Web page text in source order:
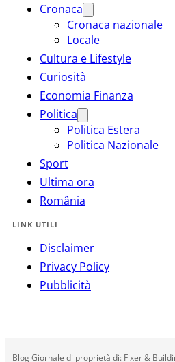
Cronaca
Cronaca nazionale
Locale
Cultura e Lifestyle
Curiosità
Economia Finanza
Politica
Politica Estera
Politica Nazionale
Sport
Ultima ora
România
LINK UTILI
Disclaimer
Privacy Policy
Pubblicità
Blog Giornale di proprietà di: Fixer &